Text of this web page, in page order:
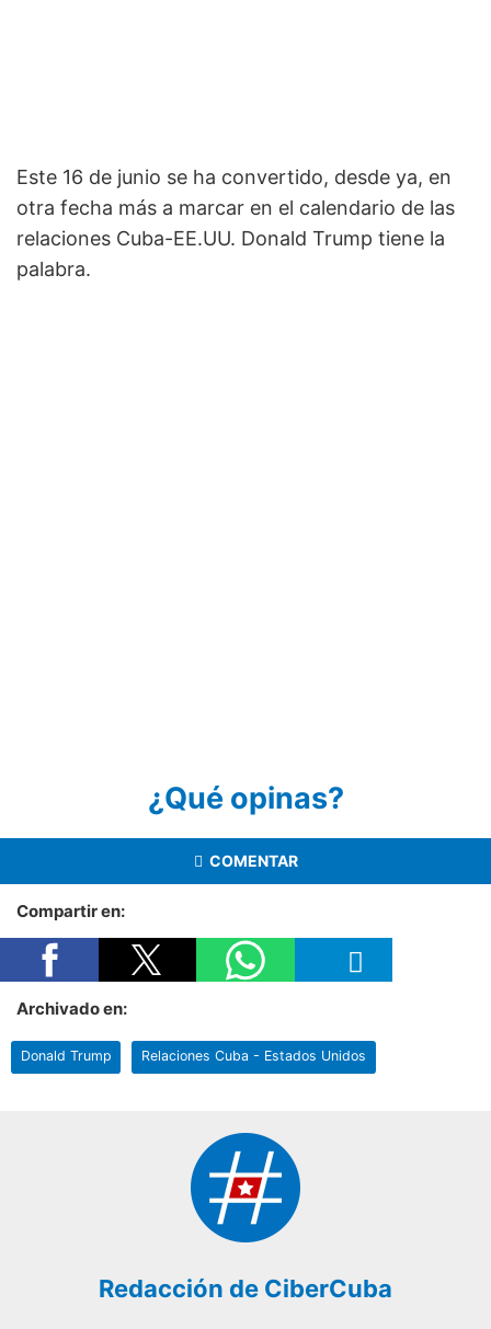
Este 16 de junio se ha convertido, desde ya, en
otra fecha más a marcar en el calendario de las
relaciones Cuba-EE.UU. Donald Trump tiene la
palabra.
¿Qué opinas?
COMENTAR
Compartir en:
Archivado en:
Donald Trump Relaciones Cuba - Estados Unidos
Redacción de CiberCuba